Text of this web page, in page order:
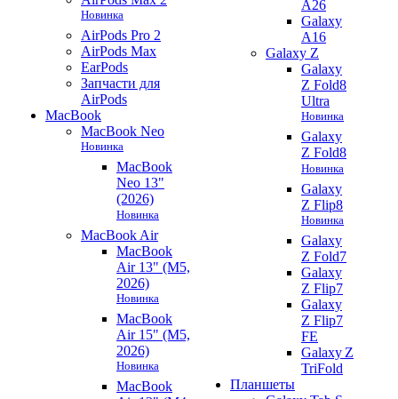
Новинка
AirPods Pro 2
AirPods Max
EarPods
Запчасти для
AirPods
MacBook
MacBook Neo
Новинка
MacBook
Neo 13"
(2026)
Новинка
MacBook Air
MacBook
Air 13" (M5,
2026)
Новинка
MacBook
Air 15" (M5,
2026)
Новинка
MacBook
A26
Galaxy
A16
Galaxy Z
Galaxy
Z Fold8
Ultra
Новинка
Galaxy
Z Fold8
Новинка
Galaxy
Z Flip8
Новинка
Galaxy
Z Fold7
Galaxy
Z Flip7
Galaxy
Z Flip7
FE
Galaxy Z
TriFold
Планшеты